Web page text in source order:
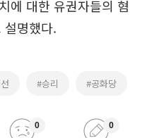
에 대한 유권자들의 혐
설명했다.
#승리 #공화당
0 0